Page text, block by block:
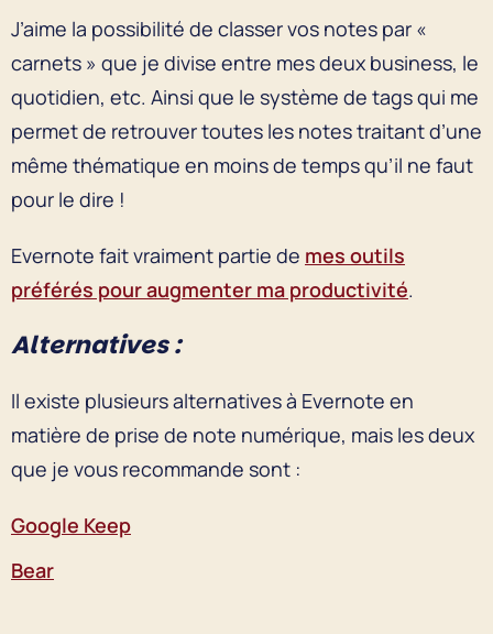
J’aime la possibilité de classer vos notes par «
carnets » que je divise entre mes deux business, le
quotidien, etc. Ainsi que le système de tags qui me
permet de retrouver toutes les notes traitant d’une
même thématique en moins de temps qu’il ne faut
pour le dire !
Evernote fait vraiment partie de mes outils
préférés pour augmenter ma productivité.
Alternatives :
Il existe plusieurs alternatives à Evernote en
matière de prise de note numérique, mais les deux
que je vous recommande sont :
Google Keep
Bear